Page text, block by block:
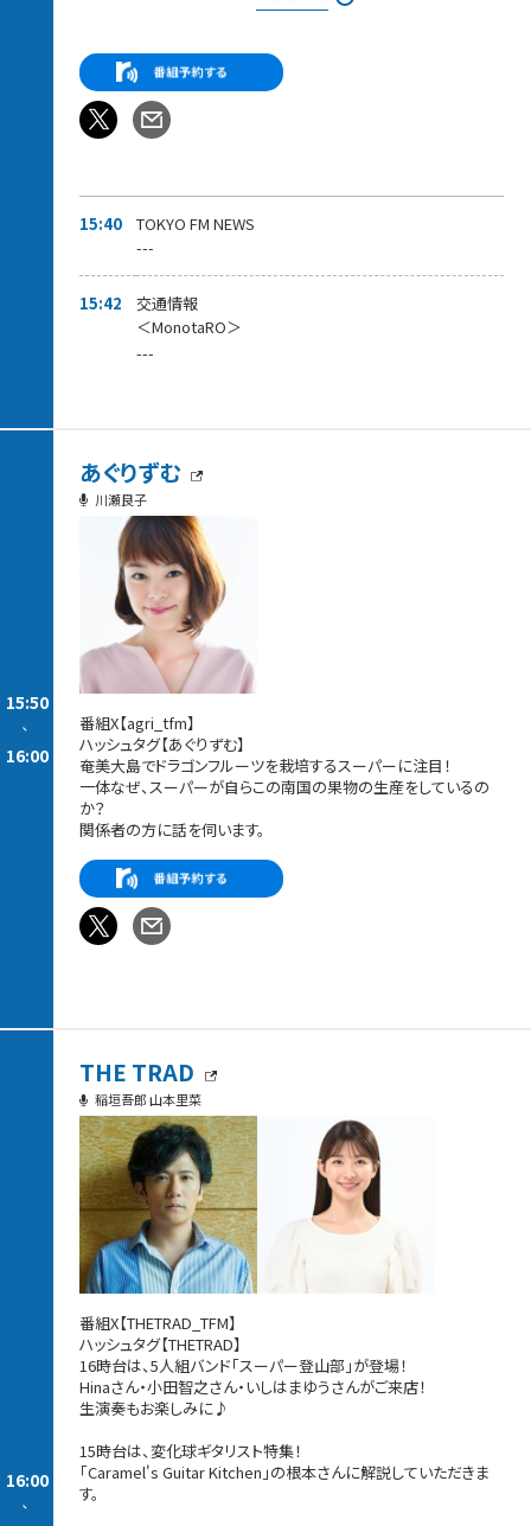
店長は稲垣吾郎、専属店員は、フリーアナウンサー山本里菜。
★「ハマ・オカモトのAFTER THE TRAD」「専属店員・山本里菜、森
音朱里のTRAD日誌〜B面トーク〜」を配信中！
TOKYO FMもしくはTHE TRADのHPリンクからアクセスして聞い
てください。
また、spotifyやradikoポッドキャストなどで聞いていた方は今ま
15:40
TOKYO FM NEWS
---
15:42
交通情報
＜MonotaRO＞
---
15:50
-
16:00
あぐりずむ
川瀬良子
番組X【agri_tfm】
ハッシュタグ【あぐりずむ】
奄美大島でドラゴンフルーツを栽培するスーパーに注目！
一体なぜ、スーパーが自らこの南国の果物の生産をしているの
か？
関係者の方に話を伺います。
16:00
-
THE TRAD
稲垣吾郎 山本里菜
番組X【THETRAD_TFM】
ハッシュタグ【THETRAD】
16時台は、5人組バンド「スーパー登山部」が登場！
Hinaさん・小田智之さん・いしはまゆうさんがご来店！
生演奏もお楽しみに♪
15時台は、変化球ギタリスト特集！
「Caramel's Guitar Kitchen」の根本さんに解説していただきま
す。